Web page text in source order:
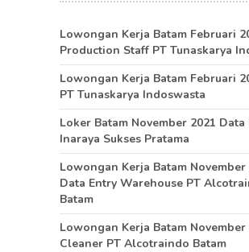
Lowongan Kerja Batam Februari
Production Staff PT Tunaskarya
Lowongan Kerja Batam Februari
PT Tunaskarya Indoswasta
Loker Batam November 2021 Data
Inaraya Sukses Pratama
Lowongan Kerja Batam November
Data Entry Warehouse PT
Batam
Lowongan Kerja Batam November
Cleaner PT Alcotraindo Batam